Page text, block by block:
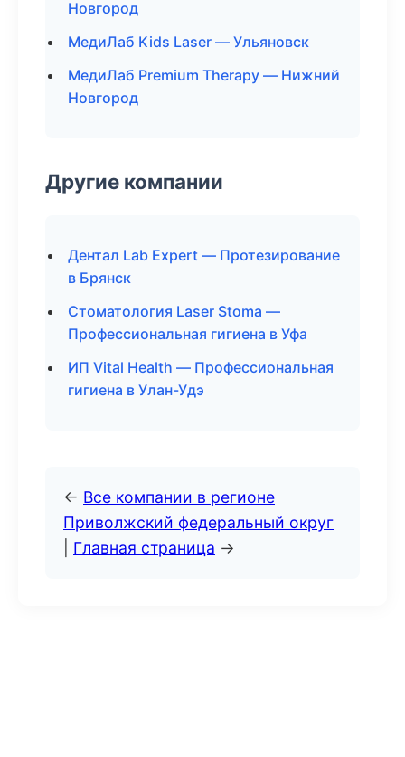
Новгород
МедиЛаб Kids Laser — Ульяновск
МедиЛаб Premium Therapy — Нижний
Новгород
Другие компании
Дентал Lab Expert — Протезирование
в Брянск
Стоматология Laser Stoma —
Профессиональная гигиена в Уфа
ИП Vital Health — Профессиональная
гигиена в Улан-Удэ
← Все компании в регионе
Приволжский федеральный округ
Главная страница →